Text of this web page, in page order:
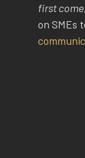
first
on SMEs